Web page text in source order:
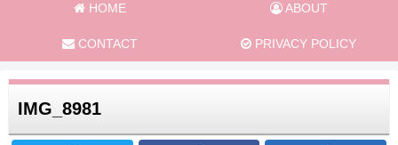
HOME ABOUT
CONTACT PRIVACY POLICY
IMG_8981